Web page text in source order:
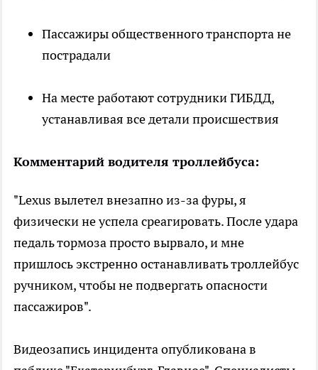
Пассажиры общественного транспорта не
пострадали
На месте работают сотрудники ГИБДД,
устанавливая все детали происшествия
Комментарий водителя троллейбуса:
"Lexus вылетел внезапно из-за фуры, я
физически не успела среагировать. После удара
педаль тормоза просто вырвало, и мне
пришлось экстренно останавливать троллейбус
ручником, чтобы не подвергать опасности
пассажиров".
Видеозапись инцидента опубликована в